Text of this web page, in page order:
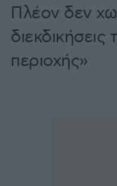
Πλέον δεν
περιοχής»